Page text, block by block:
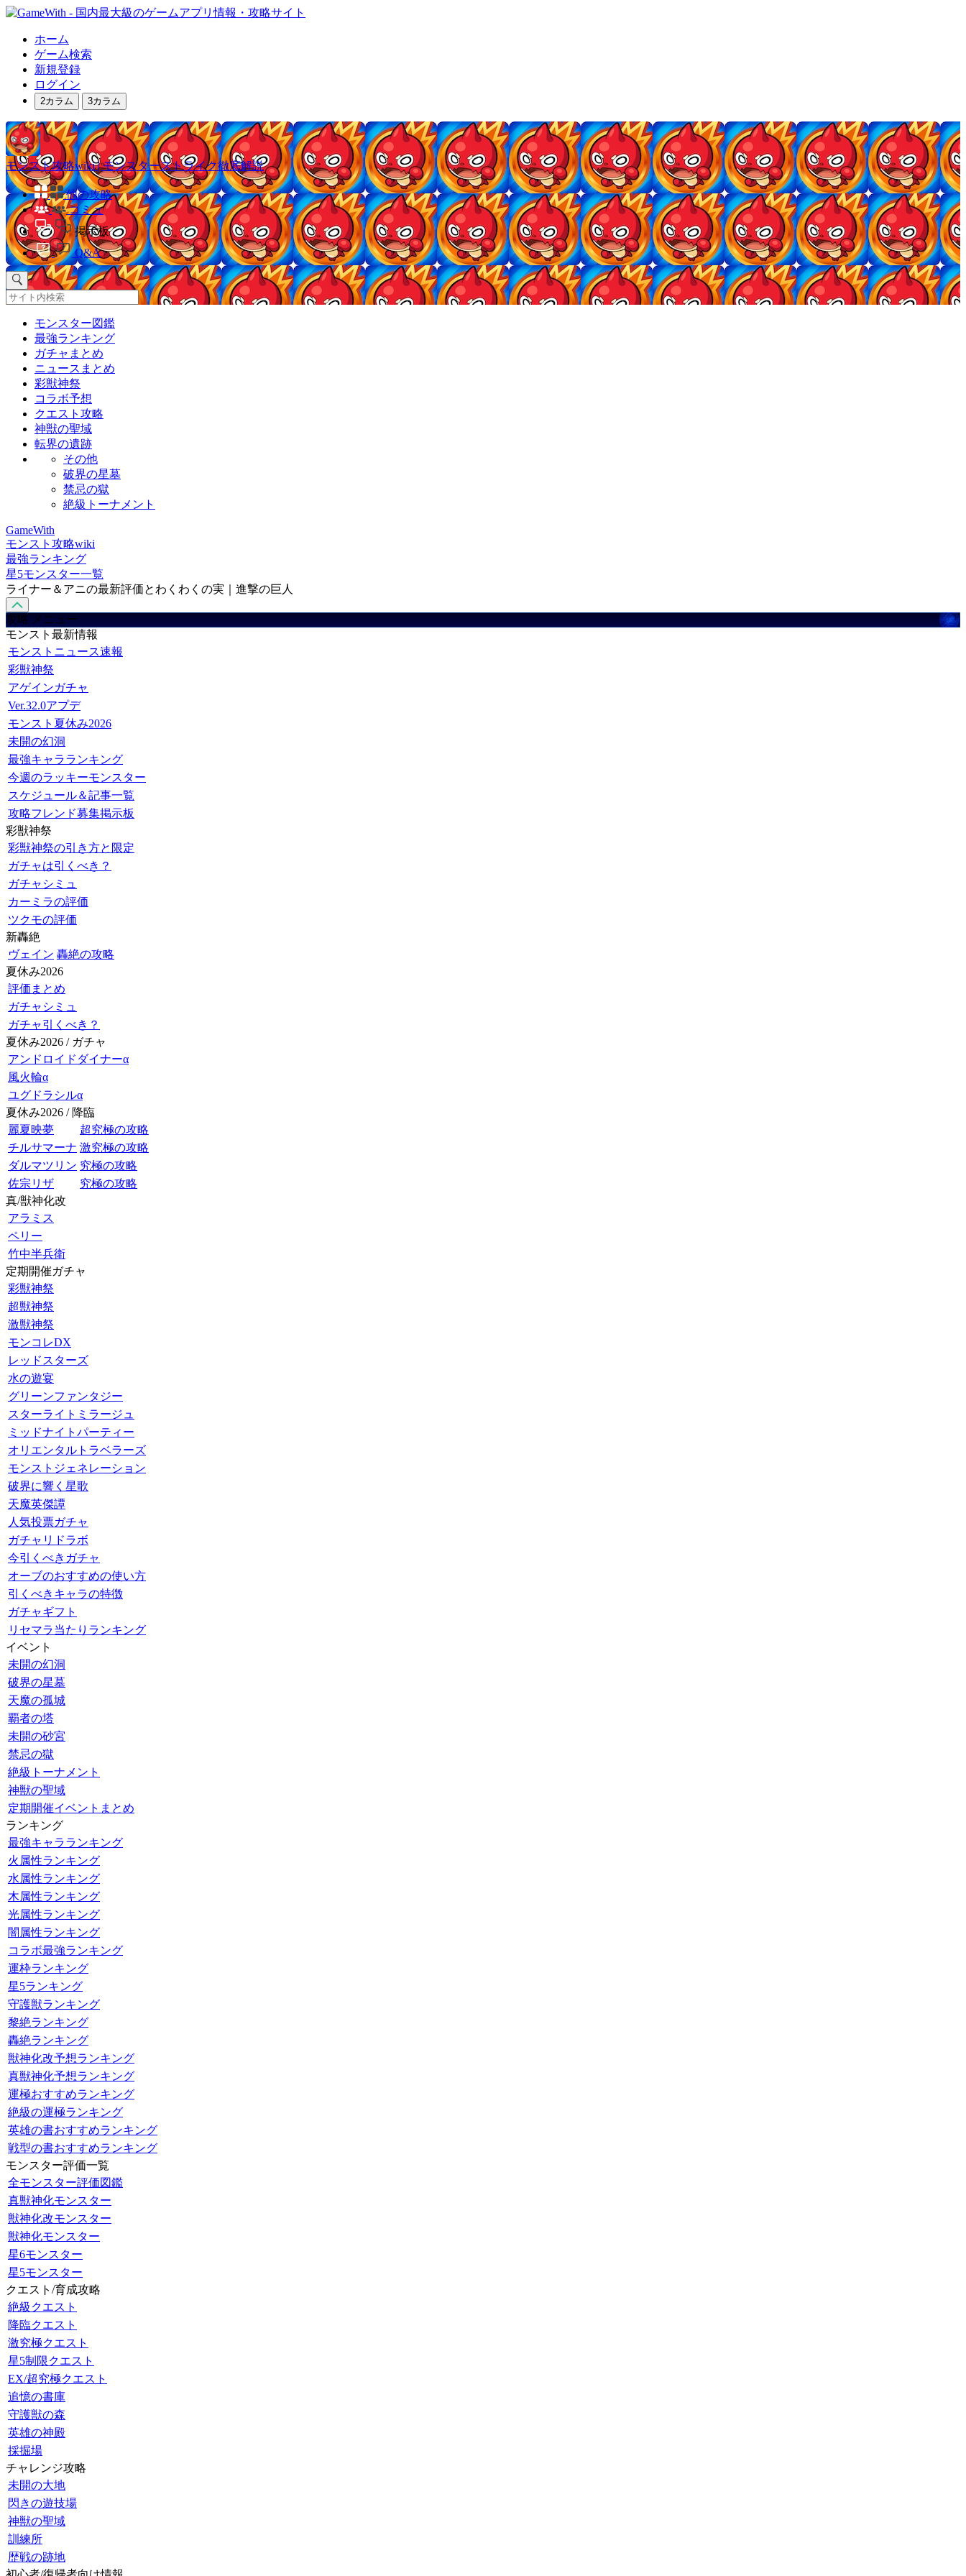
ホーム
ゲーム検索
新規登録
ログイン
2カラム 3カラム
モンスト攻略wiki | モンスターストライク徹底解説
他の攻略
コミュ
掲示板
Q&A
モンスター図鑑
最強ランキング
ガチャまとめ
ニュースまとめ
彩獣神祭
コラボ予想
クエスト攻略
神獣の聖域
転界の遺跡
その他
破界の星墓
禁忌の獄
絶級トーナメント
GameWith
モンスト攻略wiki
最強ランキング
星5モンスター一覧
ライナー＆アニの最新評価とわくわくの実｜進撃の巨人
攻略 メニュー
モンスト最新情報
モンストニュース速報
彩獣神祭
アゲインガチャ
Ver.32.0アプデ
モンスト夏休み2026
未開の幻洞
最強キャラランキング
今週のラッキーモンスター
スケジュール＆記事一覧
攻略フレンド募集掲示板
彩獣神祭
彩獣神祭の引き方と限定
ガチャは引くべき？
ガチャシミュ
カーミラの評価
ツクモの評価
新轟絶
ヴェイン 轟絶の攻略
夏休み2026
評価まとめ
ガチャシミュ
ガチャ引くべき？
夏休み2026 / ガチャ
アンドロイドダイナーα
風火輪α
ユグドラシルα
夏休み2026 / 降臨
麗夏映夢
超究極の攻略
チルサマーナ 激究極の攻略
ダルマツリン 究極の攻略
佐宗リザ
究極の攻略
真/獣神化改
アラミス
ペリー
竹中半兵衛
定期開催ガチャ
彩獣神祭
超獣神祭
激獣神祭
モンコレDX
レッドスターズ
水の遊宴
グリーンファンタジー
スターライトミラージュ
ミッドナイトパーティー
オリエンタルトラベラーズ
モンストジェネレーション
破界に響く星歌
天魔英傑譚
人気投票ガチャ
ガチャリドラボ
今引くべきガチャ
オーブのおすすめの使い方
引くべきキャラの特徴
ガチャギフト
リセマラ当たりランキング
イベント
未開の幻洞
破界の星墓
天魔の孤城
覇者の塔
未開の砂宮
禁忌の獄
絶級トーナメント
神獣の聖域
定期開催イベントまとめ
ランキング
最強キャラランキング
火属性ランキング
水属性ランキング
木属性ランキング
光属性ランキング
闇属性ランキング
コラボ最強ランキング
運枠ランキング
星5ランキング
守護獣ランキング
黎絶ランキング
轟絶ランキング
獣神化改予想ランキング
真獣神化予想ランキング
運極おすすめランキング
絶級の運極ランキング
英雄の書おすすめランキング
戦型の書おすすめランキング
モンスター評価一覧
全モンスター評価図鑑
真獣神化モンスター
獣神化改モンスター
獣神化モンスター
星6モンスター
星5モンスター
クエスト/育成攻略
絶級クエスト
降臨クエスト
激究極クエスト
星5制限クエスト
EX/超究極クエスト
追憶の書庫
守護獣の森
英雄の神殿
採掘場
チャレンジ攻略
未開の大地
閃きの遊技場
神獣の聖域
訓練所
歴戦の跡地